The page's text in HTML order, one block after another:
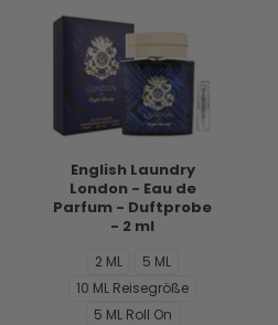
English Laundry
London - Eau de
Parfum - Duftprobe
- 2 ml
2 ML
5 ML
10 ML Reisegröße
5 ML Roll On